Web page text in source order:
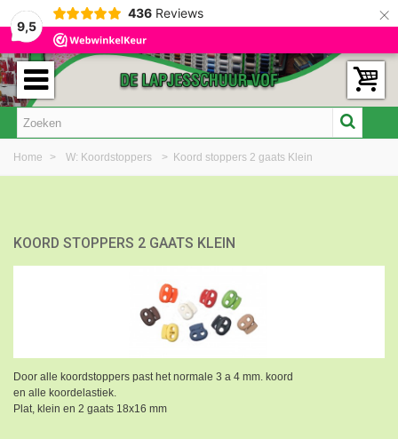
9,5
436 Reviews ×
Home > W: Koordstoppers > Koord stoppers 2 gaats Klein
KOORD STOPPERS 2 GAATS KLEIN
Door alle koordstoppers past het normale 3 a 4 mm. koord
en alle koordelastiek.
Plat, klein en 2 gaats 18x16 mm